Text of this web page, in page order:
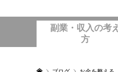
副業・収入の考え
方